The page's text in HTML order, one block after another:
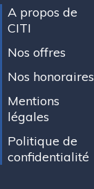
A propos de
CITI
Nos offres
Nos honoraires
Mentions
légales
Politique de
confidentialité